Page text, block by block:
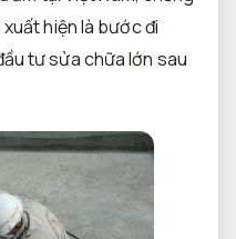
hiện là bước đi
tư sửa chữa lớn sau